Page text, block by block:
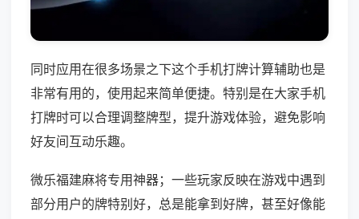
同时应用在很多场景之下这个手机打牌计算辅助也是
非常有用的，使用起来简单便捷。特别是在大家手机
打牌时可以合理调整牌型，提升游戏体验，避免影响
好友间互动乐趣。
微乐福建麻将专用神器；一些玩家反映在游戏中遇到
部分用户的牌特别好，总是能拿到好牌，甚至好像能